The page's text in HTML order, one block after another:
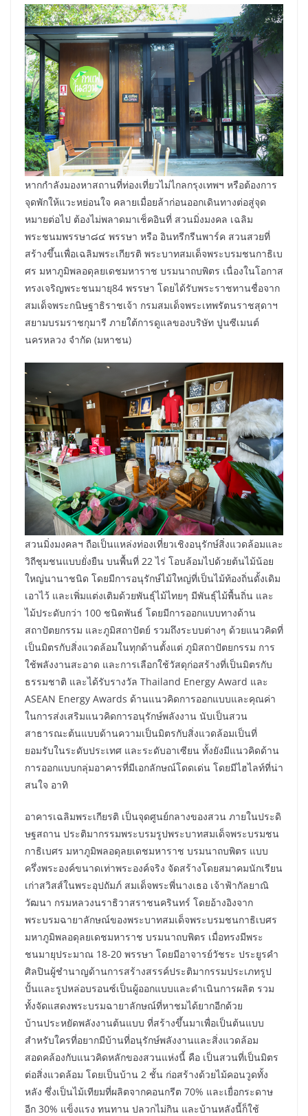
หากกำลังมองหาสถานที่ท่องเที่ยวไม่ไกลกรุงเทพฯ หรือต้องการ
จุดพักให้แวะหย่อนใจ คลายเมื่อยล้าก่อนออกเดินทางต่อสู่จุด
หมายต่อไป ต้องไม่พลาดมาเช็คอินที่ สวนมิ่งมงคล เฉลิม
พระชนมพรรษา๘๔ พรรษา หรือ อินทรีกรีนพาร์ค สวนสวยที่
สร้างขึ้นเพื่อเฉลิมพระเกียรติ พระบาทสมเด็จพระบรมชนกาธิเบ
ศร มหาภูมิพลอดุลยเดชมหาราช บรมนาถบพิตร เนื่องในโอกาส
ทรงเจริญพระชนมายุ84 พรรษา โดยได้รับพระราชทานชื่อจาก
สมเด็จพระกนิษฐาธิราชเจ้า กรมสมเด็จพระเทพรัตนราชสุดาฯ
สยามบรมราชกุมารี ภายใต้การดูแลของบริษัท ปูนซีเมนต์
นครหลวง จำกัด (มหาชน)
สวนมิ่งมงคลฯ ถือเป็นแหล่งท่องเที่ยวเชิงอนุรักษ์สิ่งแวดล้อมและ
วิถีชุมชนแบบยั่งยืน บนพื้นที่ 22 ไร่ โอบล้อมไปด้วยต้นไม้น้อย
ใหญ่นานาชนิด โดยมีการอนุรักษ์ไม้ใหญ่ที่เป็นไม้ท้องถิ่นดั้งเดิม
เอาไว้ และเพิ่มแต่งเติมด้วยพันธุ์ไม้ไทยๆ มีพันธุ์ไม้พื้นถิ่น และ
ไม้ประดับกว่า 100 ชนิดพันธ์ โดยมีการออกแบบทางด้าน
สถาปัตยกรรม และภูมิสถาปัตย์ รวมถึงระบบต่างๆ ด้วยแนวคิดที่
เป็นมิตรกับสิ่งแวดล้อมในทุกด้านตั้งแต่ ภูมิสถาปัตยกรรม การ
ใช้พลังงานสะอาด และการเลือกใช้วัสดุก่อสร้างที่เป็นมิตรกับ
ธรรมชาติ และได้รับรางวัล Thailand Energy Award และ
ASEAN Energy Awards ด้านแนวคิดการออกแบบและคุณค่า
ในการส่งเสริมแนวคิดการอนุรักษ์พลังงาน นับเป็นสวน
สาธารณะต้นแบบด้านความเป็นมิตรกับสิ่งแวดล้อมเป็นที่
ยอมรับในระดับประเทศ และระดับอาเซียน ทั้งยังมีแนวคิดด้าน
การออกแบบกลุ่มอาคารที่มีเอกลักษณ์โดดเด่น โดยมีไฮไลท์ที่น่า
สนใจ อาทิ
อาคารเฉลิมพระเกียรติ เป็นจุดศูนย์กลางของสวน ภายในประดิ
ษฐสถาน ประติมากรรมพระบรมรูปพระบาทสมเด็จพระบรมชน
กาธิเบศร มหาภูมิพลอดุลยเดชมหาราช บรมนาถบพิตร แบบ
ครึ่งพระองค์ขนาดเท่าพระองค์จริง จัดสร้างโดยสมาคมนักเรียน
เก่าสวิสส์ในพระอุปถัมภ์ สมเด็จพระพี่นางเธอ เจ้าฟ้ากัลยาณิ
วัฒนา กรมหลวงนราธิวาสราชนครินทร์ โดยอ้างอิงจาก
พระบรมฉายาลักษณ์ของพระบาทสมเด็จพระบรมชนกาธิเบศร
มหาภูมิพลอดุลยเดชมหาราช บรมนาถบพิตร เมื่อทรงมีพระ
ชนมายุประมาณ 18-20 พรรษา โดยมีอาจารย์วัชระ ประยูรคำ
ศิลปินผู้ชำนาญด้านการสร้างสรรค์ประติมากรรมประเภทรูป
ปั้นและรูปหล่อบรอนซ์เป็นผู้ออกแบบและดำเนินการผลิต รวม
ทั้งจัดแสดงพระบรมฉายาลักษณ์ที่หาชมได้ยากอีกด้วย
บ้านประหยัดพลังงานต้นแบบ ที่สร้างขึ้นมาเพื่อเป็นต้นแบบ
สำหรับใครที่อยากมีบ้านที่อนุรักษ์พลังงานและสิ่งแวดล้อม
สอดคล้องกับแนวคิดหลักของสวนแห่งนี้ คือ เป็นสวนที่เป็นมิตร
ต่อสิ่งแวดล้อม โดยเป็นบ้าน 2 ชั้น ก่อสร้างด้วยไม้คอนวูดทั้ง
หลัง ซึ่งเป็นไม้เทียมที่ผลิตจากคอนกรีต 70% และเยื่อกระดาษ
อีก 30% แข็งแรง ทนทาน ปลวกไม่กิน และบ้านหลังนี้ก็ใช้